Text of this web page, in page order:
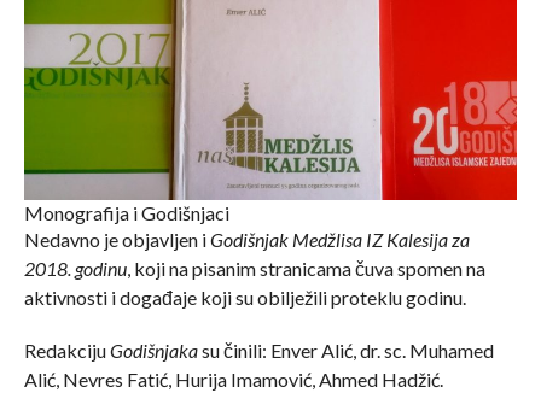
Monografija i Godišnjaci
Nedavno je objavljen iGodišnjak Medžlisa IZ Kalesija za
2018. godinu, koji na pisanim stranicama čuva spomen na
aktivnosti i događaje koji su obilježili proteklu godinu.
RedakcijuGodišnjakasu činili: Enver Alić, dr. sc. Muhamed
Alić, Nevres Fatić, Hurija Imamović, Ahmed Hadžić.